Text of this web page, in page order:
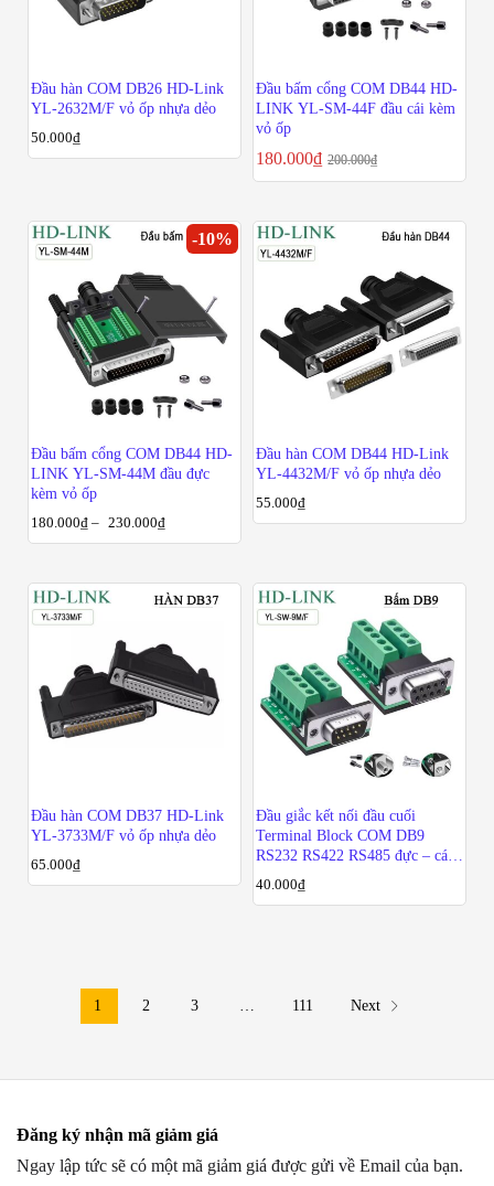
Đầu hàn COM DB26 HD-Link
YL-2632M/F vỏ ốp nhựa dẻo
50.000₫
Đầu bấm cổng COM DB44 HD-
LINK YL-SM-44F đầu cái kèm
vỏ ốp
180.000₫ 200.000₫
-10%
Đầu bấm cổng COM DB44 HD-
LINK YL-SM-44M đầu đực
kèm vỏ ốp
180.000₫ – 230.000₫
Đầu hàn COM DB44 HD-Link
YL-4432M/F vỏ ốp nhựa dẻo
55.000₫
Đầu hàn COM DB37 HD-Link
YL-3733M/F vỏ ốp nhựa dẻo
65.000₫
Đầu giắc kết nối đầu cuối
Terminal Block COM DB9
RS232 RS422 RS485 đực – cái
HD-Link YL-SW-9M/F
40.000₫
1 2 3 … 111 Next
Đăng ký nhận mã giảm giá
Ngay lập tức sẽ có một mã giảm giá được gửi về Email của bạn.